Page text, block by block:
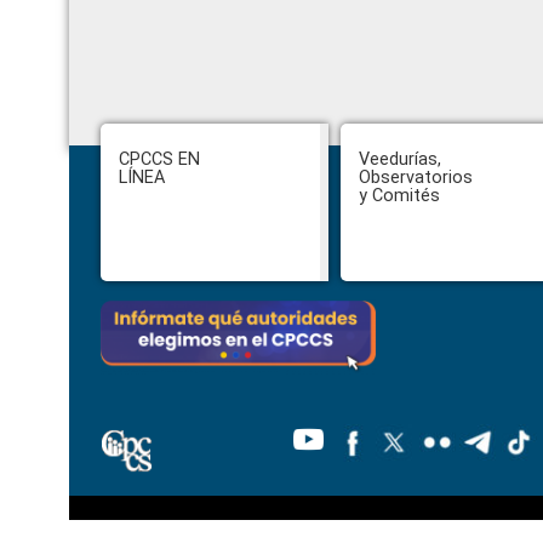
Footer
CPCCS EN
LÍNEA
Veedurías,
Observatorios
y Comités